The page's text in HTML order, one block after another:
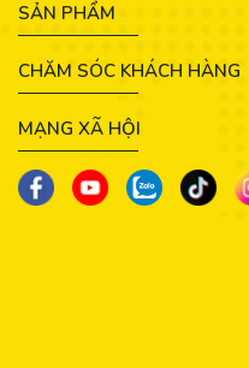
SẢN PHẨM
CHĂM SÓC KHÁCH HÀNG
MẠNG XÃ HỘI